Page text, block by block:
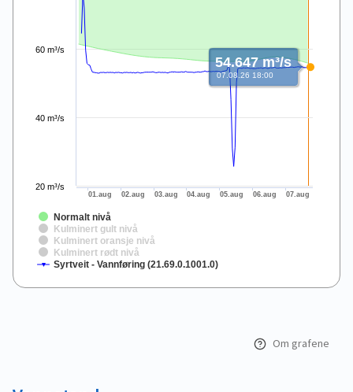
Normalt nivå
Kulminert gult nivå
Kulminert oransje nivå
Kulminert rødt nivå
Syrtveit - Vannføring (21.69.0.1001.0)
20 m³/s
40 m³/s
60 m³/s
01.aug 02.aug 03.aug 04.aug 05.aug 06.aug 07.aug
54.647 m³/s
07.08.26 18:00
End of interactive chart.
Om grafene